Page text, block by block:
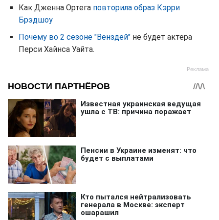
Как Дженна Ортега повторила образ Кэрри
Брэдшоу
Почему во 2 сезоне "Венздей" не будет актера
Перси Хайнса Уайта.